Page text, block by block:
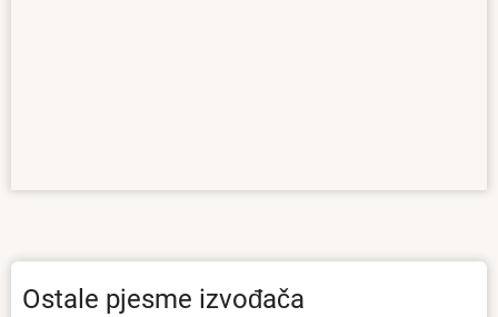
Ostale pjesme izvođača